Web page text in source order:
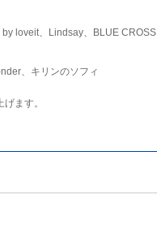
loveit、Lindsay、BLUE CROSS
、キリンのソフィ
ます。